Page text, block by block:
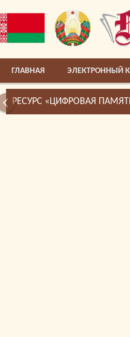
ГЛАВНАЯ ЭЛЕКТРОННЫЙ
РЕСУРС «ЦИФРОВАЯ